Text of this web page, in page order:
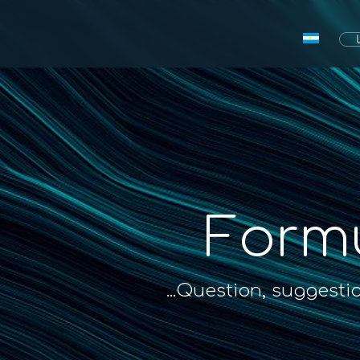
Question,